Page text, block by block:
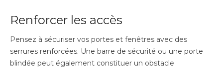
Renforcer les accès
Pensez à sécuriser vos portes et fenêtres avec des
serrures renforcées. Une barre de sécurité ou une porte
blindée peut également constituer un obstacle